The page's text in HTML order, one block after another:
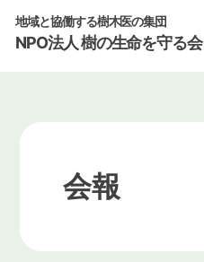
地域と協働する樹木医の集団
NPO法人 樹の生命を守る会
会報